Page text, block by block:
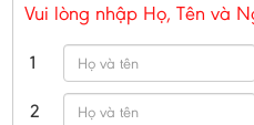
Vui lòng nhập Họ, Tên và
1
2